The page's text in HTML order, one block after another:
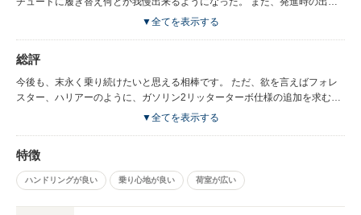
運転しやすい。 その後何とか嫁を説得し、同車の購入に踏み切りました！
しはかなりもっさり。ただ、6０キロ超えると急に加速が良くなる。仕様な
▼全てを表示する
総評
今後も、末永く乗り続けたいと思える相棒です。 ただ、欲を言えばフォレ
スター、ハリアーのように、ガソリン2リッターターボ仕様の追加を求む。
そしたら次の購入検討候補に是非あげたい。
▼全てを表示する
特徴
ハンドリングが良い 乗り心地が良い 荷室が広い